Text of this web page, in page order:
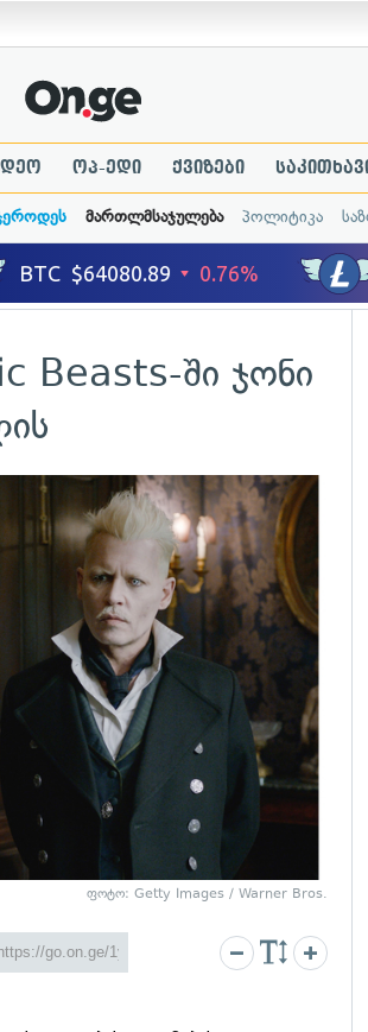
ოპ-ედი ქვიზები
მართლმსაჯულება პოლიტიკა
Beasts-ში ჯონი
ფოტო: Getty Images / Warner Bros.